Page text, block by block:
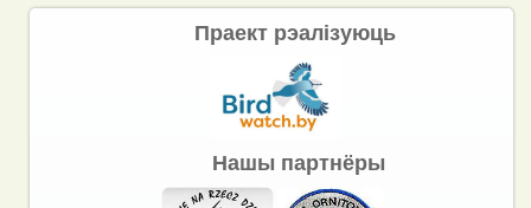
Праект рэалізуюць
Нашы партнёры